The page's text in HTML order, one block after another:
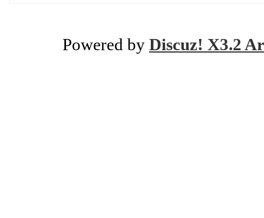
Powered by Discuz! X3.2